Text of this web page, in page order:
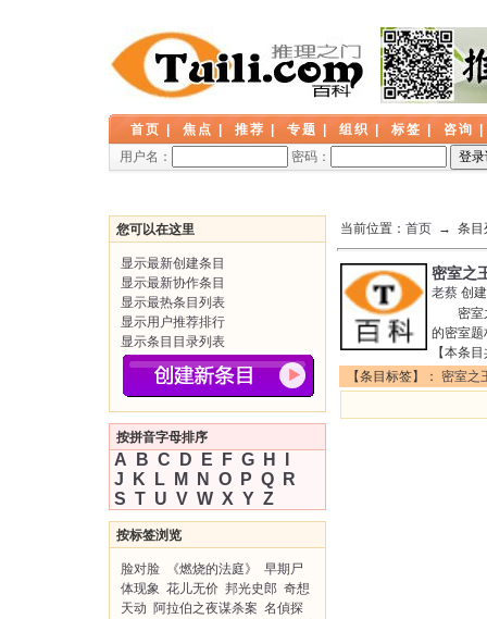
首页 焦点 推荐 专题 组织 标签 咨询
用户名：
密码：
您可以在这里
显示最新创建条目
显示最新协作条目
显示最热条目列表
显示用户推荐排行
显示条目目录列表
按拼音字母排序
A B C D E F G H
J
K L M N O P Q
R
S T U V W X Y Z
按标签浏览
脸对脸 《燃烧的法庭》
早期尸
体现象 花儿无价 邦光史郎 奇想
天动 阿拉伯之夜谋杀案 名偵探
当前位置： 首页 → 条目
密室之
老蔡 创
密室之
的密室
【本条
【条目标签】： 密室之